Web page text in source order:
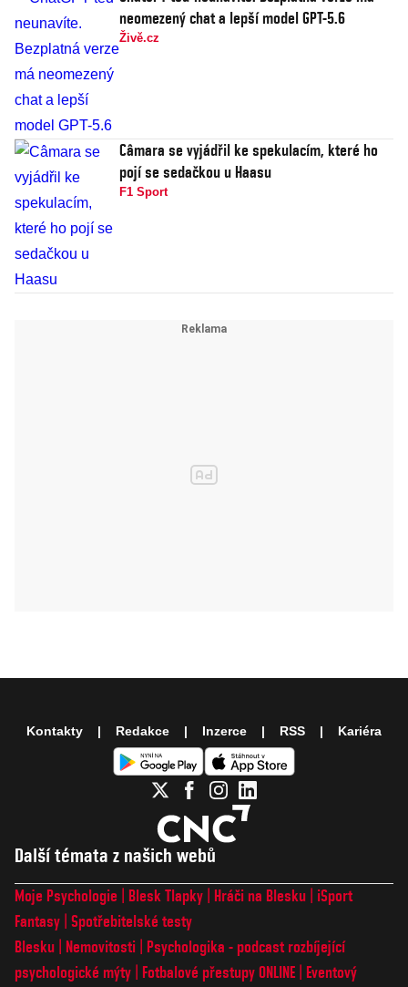
neomezený chat a lepší model GPT-5.6
Živě.cz
Câmara se vyjádřil ke spekulacím, které ho
pojí se sedačkou u Haasu
F1 Sport
Další témata z našich webů
Moje Psychologie Blesk Tlapky Hráči na Blesku
iSport
Fantasy Spotřebitelské testy
Blesku
Nemovitosti
Psychologika - podcast rozbíjející
psychologické mýty
Fotbalové přestupy ONLINE
Eventový
Kontakty Redakce Inzerce RSS Kariéra